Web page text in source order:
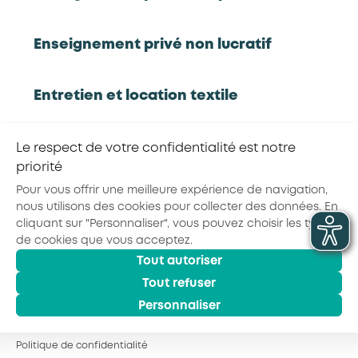
Enseignement privé non lucratif
Entretien et location textile
Exploitations forestières et scieries
agricoles
Hôtels, cafés, restaurants
Organismes de formation
Portage salarial
Rapport d'étude
RETOUR À LA LISTE D'OUTILS AKTO
Partager la page :
© 2026 - AKTO - Tous droits réservés
Mentions légales
Conditions générales
Le respect de votre confidentialité est notre
priorité
Pour vous offrir une meilleure expérience de navigation,
nous utilisons des cookies pour collecter des données. En
cliquant sur "Personnaliser", vous pouvez choisir les types
de cookies que vous acceptez.
Tout autoriser
Tout refuser
Personnaliser
Politique de confidentialité